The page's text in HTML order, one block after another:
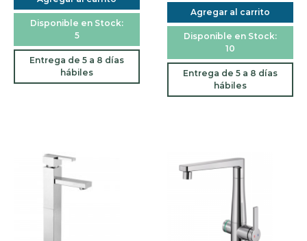
Disponible en Stock:
5
Entrega de 5 a 8 días
hábiles
Agregar al carrito
Disponible en Stock:
10
Entrega de 5 a 8 días
hábiles